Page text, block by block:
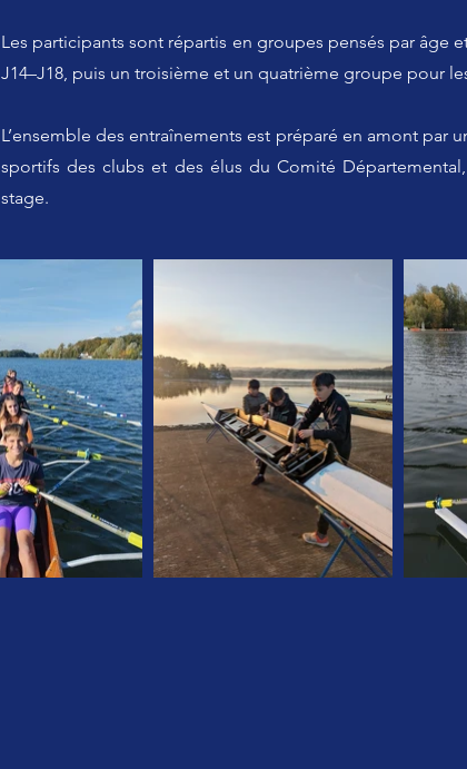
Les participants sont répartis en groupes pensés par âge
J14–J18, puis un troisième et un quatrième groupe pour
L’ensemble des entraînements est préparé en amont
sportifs des clubs et des élus du Comité
stage.